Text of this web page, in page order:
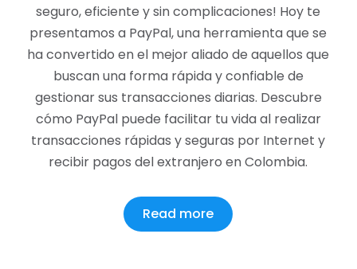
seguro, eficiente y sin complicaciones! Hoy te
presentamos a PayPal, una herramienta que se
ha convertido en el mejor aliado de aquellos que
buscan una forma rápida y confiable de
gestionar sus transacciones diarias. Descubre
cómo PayPal puede facilitar tu vida al realizar
transacciones rápidas y seguras por Internet y
recibir pagos del extranjero en Colombia.
Read more